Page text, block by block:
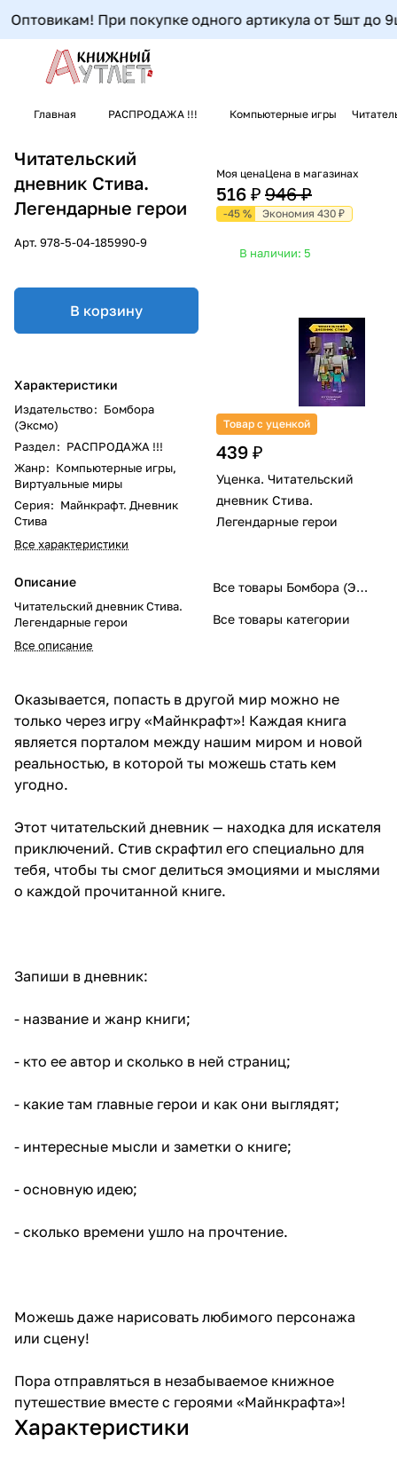
Оптовикам! При покупке одного артикула от 5шт до
Главная РАСПРОДАЖА !!! Компьютерные игры
Читательский
дневник Стива.
Легендарные герои
Арт. 978-5-04-185990-9
В корзину
Характеристики
Издательство: Бомбора
(Эксмо)
Раздел: РАСПРОДАЖА !!!
Жанр: Компьютерные игры,
Виртуальные миры
Серия: Майнкрафт. Дневник
Стива
Все характеристики
Описание
Читательский дневник Стива.
Легендарные герои
Все описание
Моя цена
516 ₽
Цена в магазинах
946 ₽
-45 % Экономия 430 ₽
В наличии: 5
Товар с уценкой
439 ₽
Уценка. Читательский
дневник Стива.
Легендарные герои
Все товары Бомбора (Эксмо)
Все товары категории
Оказывается, попасть в другой мир можно не
только через игру «Майнкрафт»! Каждая книга
является порталом между нашим миром и новой
реальностью, в которой ты можешь стать кем
угодно.
Этот читательский дневник — находка для искателя
приключений. Стив скрафтил его специально для
тебя, чтобы ты смог делиться эмоциями и мыслями
о каждой прочитанной книге.
Запиши в дневник:
- название и жанр книги;
- кто ее автор и сколько в ней страниц;
- какие там главные герои и как они выглядят;
- интересные мысли и заметки о книге;
- основную идею;
- сколько времени ушло на прочтение.
Можешь даже нарисовать любимого персонажа
или сцену!
Пора отправляться в незабываемое книжное
путешествие вместе с героями «Майнкрафта»!
Характеристики